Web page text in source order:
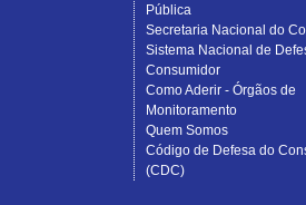
Pública
Secretaria Nacional do
Sistema Nacional de
Consumidor
Como Aderir - Órgãos de
Monitoramento
Quem Somos
Código de Defesa do
(CDC)